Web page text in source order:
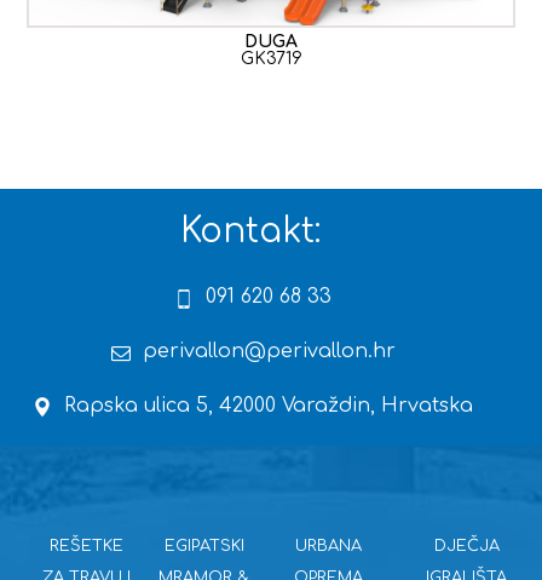
DUGA
GK3719
Kontakt:
091 620 68 33
perivallon@perivallon.hr
Rapska ulica 5, 42000 Varaždin, Hrvatska
REŠETKE
EGIPATSKI
URBANA
DJEČJA